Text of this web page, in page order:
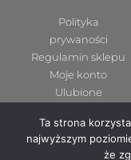
Polityka
prywaności
Regulamin sklepu
Moje konto
Ulubione
Ta strona
najwyższym
że